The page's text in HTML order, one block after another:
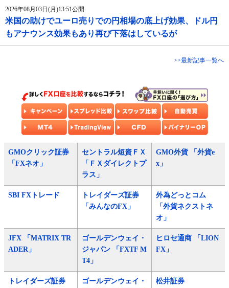
2026年08月03日(月)13:51公開
米国の助けでユーロ売りでの円相場の底上げ効果、ドル円
もアナウンス効果もあり再び下落はしているが
>>最新記事一覧へ
GMOクリック証券
「FXネオ」
セントラル短資ＦＸ
「ＦＸダイレクトプ
ラス」
GMO外貨 「外貨e
x」
SBI FXトレード
トレイダーズ証券
「みんなのFX」
外為どっとコム
「外貨ネクストネ
オ」
JFX 「MATRIX TR
ADER」
ゴールデンウェイ・
ジャパン 「FXTF M
T4」
ヒロセ通商 「LION
FX」
トレイダーズ証券
ゴールデンウェイ・
松井証券